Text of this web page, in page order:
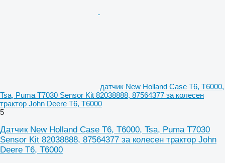
датчик New Holland Case T6, T6000,
Tsa, Puma T7030 Sensor Kit 82038888, 87564377 за колесен
трактор John Deere T6, T6000
5
Датчик New Holland Case T6, T6000, Tsa, Puma T7030
Sensor Kit 82038888, 87564377 за колесен трактор John
Deere T6, T6000